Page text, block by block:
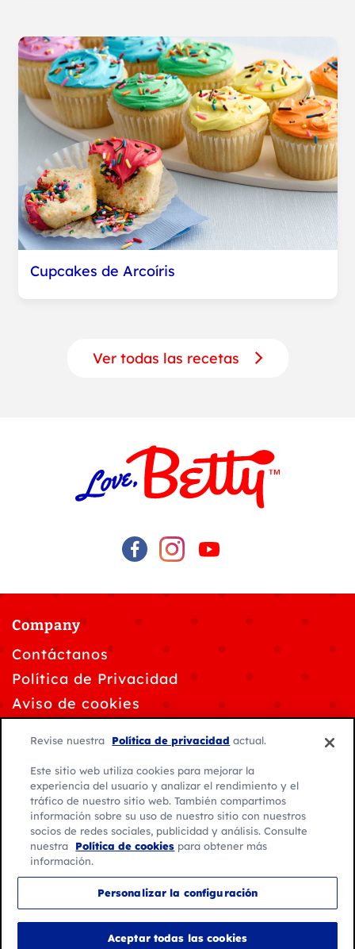
Cupcakes de Arcoíris
Ver todas las recetas
Company
Contáctanos
Política de Privacidad
Aviso de cookies
Personalizar la configuración de cookies
Condiciones de Uso
© 2026 General Mills. Todos los derechos reservados.
América Latina
Español
Revise nuestra Política de privacidad actual.
Este sitio web utiliza cookies para mejorar la
experiencia del usuario y analizar el rendimiento y el
tráfico de nuestro sitio web. También compartimos
información sobre su uso de nuestro sitio con nuestros
socios de redes sociales, publicidad y análisis. Consulte
nuestra
Política de cookies para obtener más
información.
Personalizar la configuración
Aceptar todas las cookies